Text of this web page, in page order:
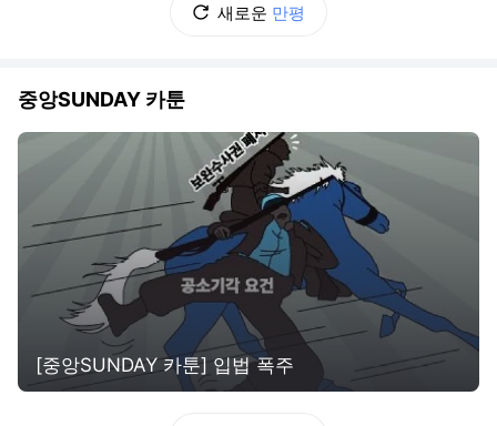
새로운 만평
중앙SUNDAY 카툰
[중앙SUNDAY 카툰] 입법 폭주